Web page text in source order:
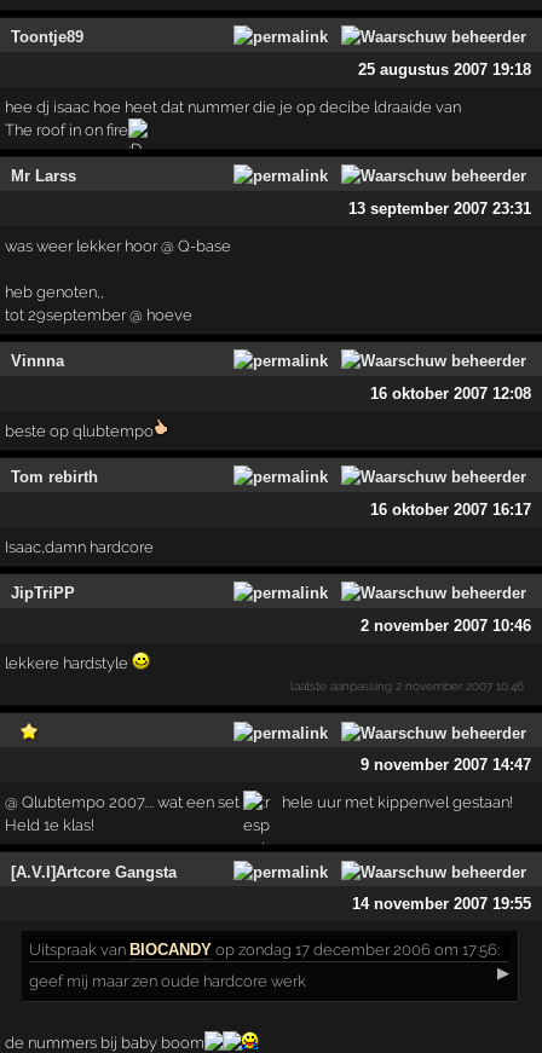
Toontje89
25 augustus 2007 19:18
hee dj isaac hoe heet dat nummer die je op decibe ldraaide van
The roof in on fire
Mr Larss
13 september 2007 23:31
was weer lekker hoor @ Q-base
heb genoten,,
tot 29september @ hoeve
Vinnna
16 oktober 2007 12:08
beste op qlubtempo
Tom rebirth
16 oktober 2007 16:17
Isaac,damn hardcore
JipTriPP
2 november 2007 10:46
lekkere hardstyle
laatste aanpassing 2 november 2007 10:46
9 november 2007 14:47
@ Qlubtempo 2007.... wat een set
hele uur met kippenvel gestaan!
Held 1e klas!
[A.V.I]Artcore Gangsta
14 november 2007 19:55
Uitspraak van BIOCANDY op zondag 17 december 2006 om 17:56:
▶
geef mij maar zen oude hardcore werk
de nummers bij baby boom